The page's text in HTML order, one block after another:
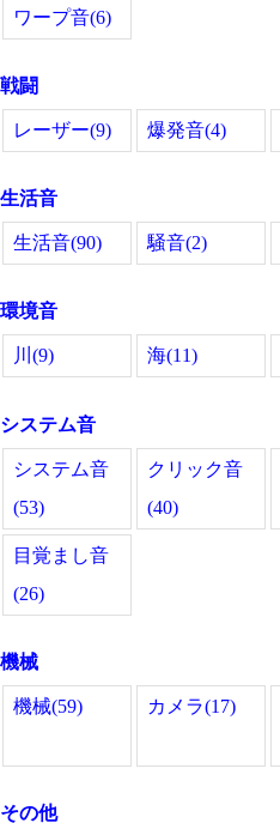
ワープ音(6)
戦闘
レーザー(9) 爆発音(4)
生活音
生活音(90) 騒音(2)
環境音
川(9) 海(11)
システム音
システム音
(53)
クリック音
(40)
目覚まし音
(26)
機械
機械(59) カメラ(17)
その他